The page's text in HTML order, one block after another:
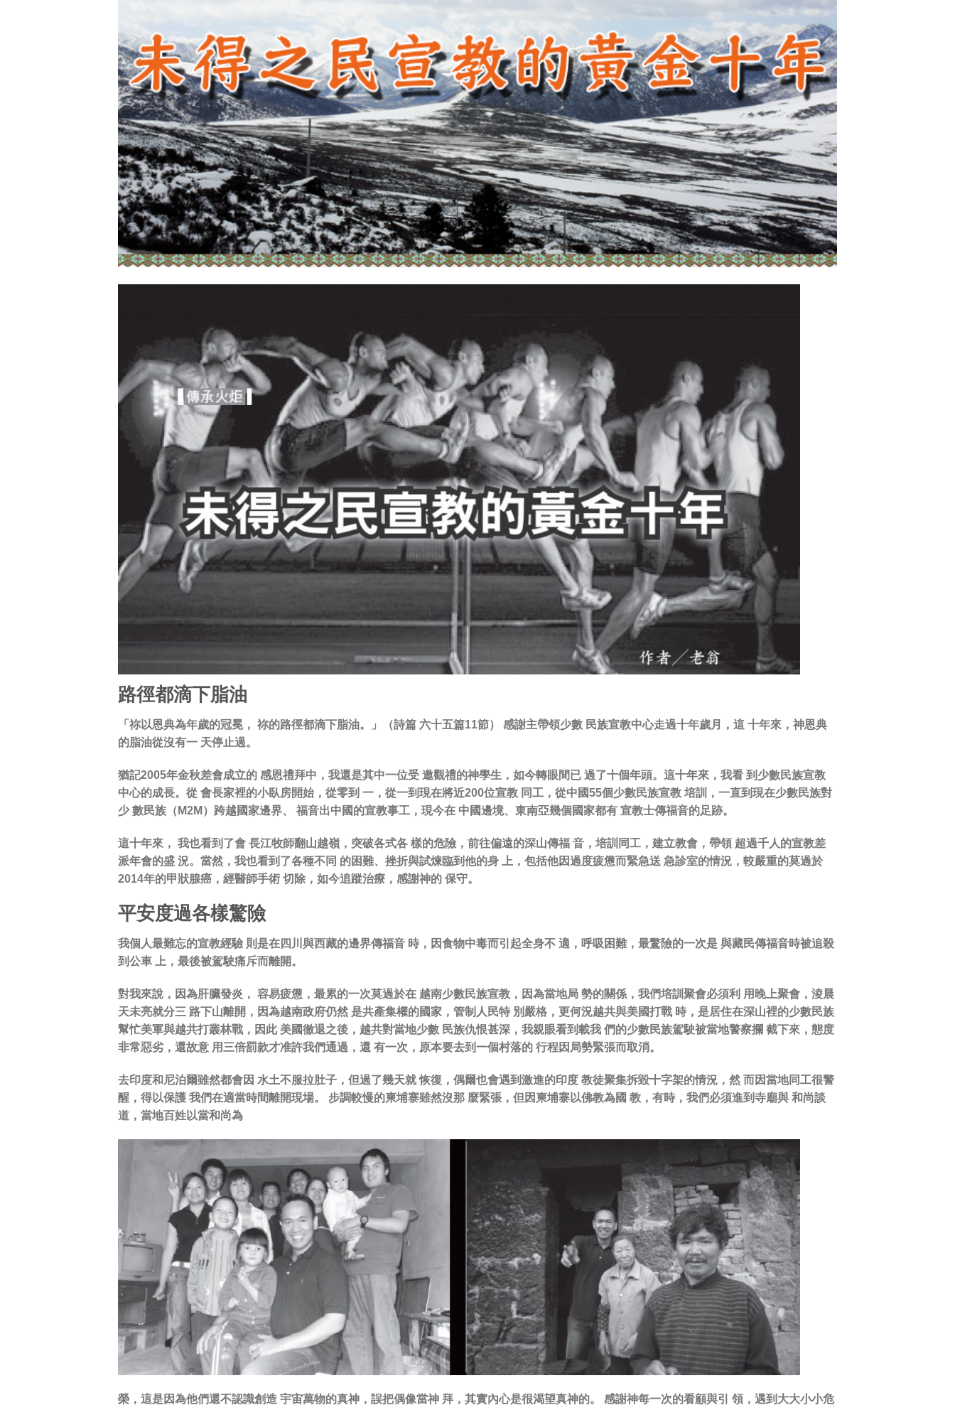
路徑都滴下脂油
「祢以恩典為年歲的冠冕， 祢的路徑都滴下脂油。」（詩篇 六十五篇11節） 感謝主帶領少數 民族宣教中心走過十年歲月，這 十年來，神恩典
的脂油從沒有一 天停止過。
猶記2005年金秋差會成立的 感恩禮拜中，我還是其中一位受 邀觀禮的神學生，如今轉眼間已 過了十個年頭。這十年來，我看 到少數民族宣教
中心的成長。從 會長家裡的小臥房開始，從零到 一，從一到現在將近200位宣教 同工，從中國55個少數民族宣教 培訓，一直到現在少數民族對
少 數民族（M2M）跨越國家邊界、 福音出中國的宣教事工，現今在 中國邊境、東南亞幾個國家都有 宣教士傳福音的足跡。
這十年來， 我也看到了會 長江牧師翻山越嶺，突破各式各 樣的危險，前往偏遠的深山傳福 音，培訓同工，建立教會，帶領 超過千人的宣教差
派年會的盛 況。當然，我也看到了各種不同 的困難、挫折與試煉臨到他的身 上，包括他因過度疲憊而緊急送 急診室的情況，較嚴重的莫過於
2014年的甲狀腺癌，經醫師手術 切除，如今追蹤治療，感謝神的 保守。
平安度過各樣驚險
我個人最難忘的宣教經驗 則是在四川與西藏的邊界傳福音 時，因食物中毒而引起全身不 適，呼吸困難，最驚險的一次是 與藏民傳福音時被追殺
到公車 上，最後被駕駛痛斥而離開。
對我來說，因為肝臟發炎， 容易疲憊，最累的一次莫過於在 越南少數民族宣教，因為當地局 勢的關係，我們培訓聚會必須利 用晚上聚會，淩晨
天未亮就分三 路下山離開，因為越南政府仍然 是共產集權的國家，管制人民特 別嚴格，更何況越共與美國打戰 時，是居住在深山裡的少數民族
幫忙美軍與越共打叢林戰，因此 美國徹退之後，越共對當地少數 民族仇恨甚深，我親眼看到載我 們的少數民族駕駛被當地警察攔 截下來，態度
非常惡劣，還故意 用三倍罰款才准許我們通過，還 有一次，原本要去到一個村落的 行程因局勢緊張而取消。
去印度和尼泊爾雖然都會因 水土不服拉肚子，但過了幾天就 恢復，偶爾也會遇到激進的印度 教徒聚集拆毀十字架的情況，然 而因當地同工很警
醒，得以保護 我們在適當時間離開現場。 步調較慢的柬埔寨雖然沒那 麼緊張，但因柬埔寨以佛教為國 教，有時，我們必須進到寺廟與 和尚談
道，當地百姓以當和尚為
榮，這是因為他們還不認識創造 宇宙萬物的真神，誤把偶像當神 拜，其實內心是很渴望真神的。 感謝神每一次的看顧與引 領，遇到大大小小危